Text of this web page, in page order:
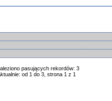
pasujących rekordów: 3
od 1 do 3, strona 1 z 1